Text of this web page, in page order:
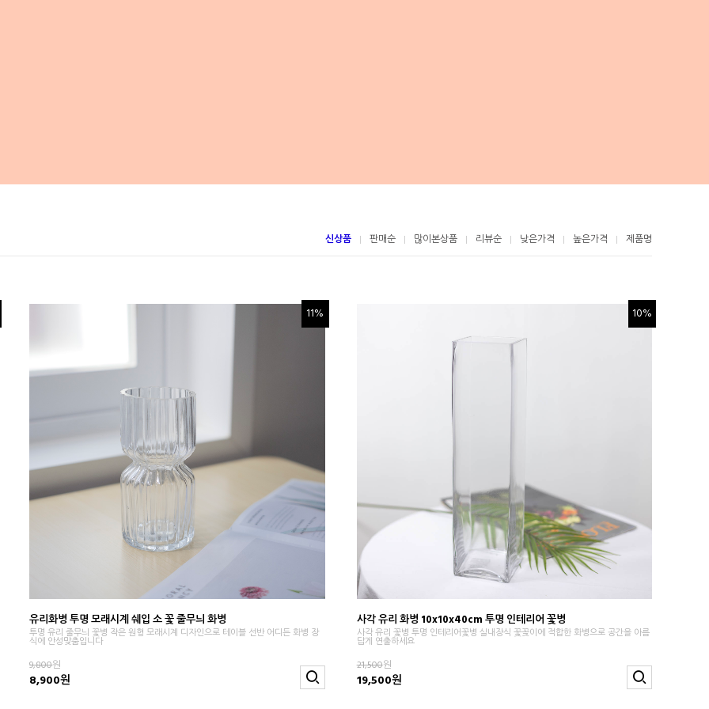
신상품 판매순 많이본상품 리뷰순 낮은가격 높은가격 제품명
11%
유리화병 투명 모래시계 쉐입 소 꽃 줄무늬 화병
투명 유리 줄무늬 꽃병 작은 원형 모래시계 디자인으로 테이블 선반 어디든 화병 장
식에 안성맞춤입니다
9,800원
8,900원
10%
사각 유리 화병 10x10x40cm 투명 인테리어 꽃병
사각 유리 꽃병 투명 인테리어꽃병 실내장식 꽃꽂이에 적합한 화병으로 공간을 아름
답게 연출하세요
21,500원
19,500원